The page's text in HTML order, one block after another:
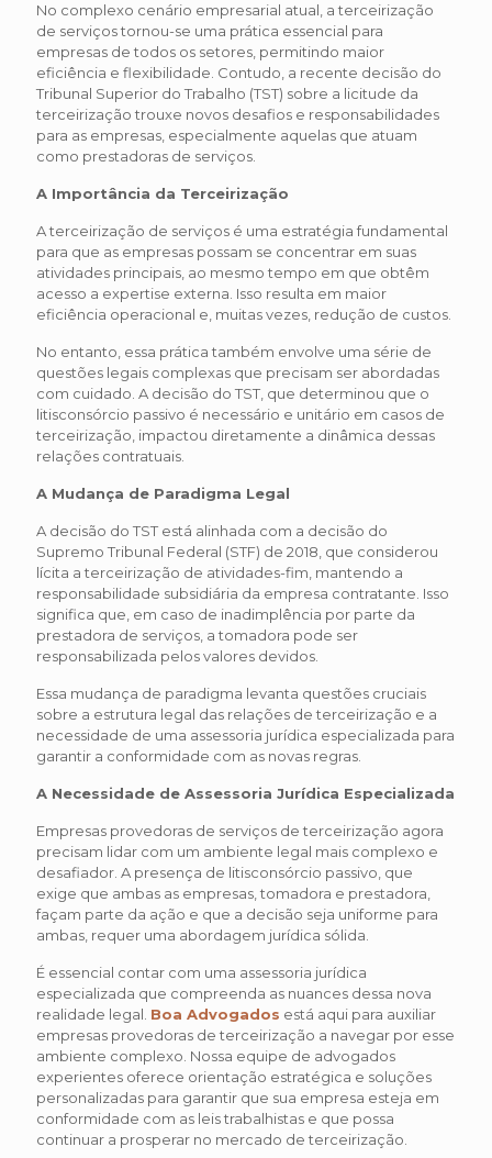
No complexo cenário empresarial atual, a terceirização
de serviços tornou-se uma prática essencial para
empresas de todos os setores, permitindo maior
eficiência e flexibilidade. Contudo, a recente decisão do
Tribunal Superior do Trabalho (TST) sobre a licitude da
terceirização trouxe novos desafios e responsabilidades
para as empresas, especialmente aquelas que atuam
como prestadoras de serviços.
A Importância da Terceirização
A terceirização de serviços é uma estratégia fundamental
para que as empresas possam se concentrar em suas
atividades principais, ao mesmo tempo em que obtêm
acesso a expertise externa. Isso resulta em maior
eficiência operacional e, muitas vezes, redução de custos.
No entanto, essa prática também envolve uma série de
questões legais complexas que precisam ser abordadas
com cuidado. A decisão do TST, que determinou que o
litisconsórcio passivo é necessário e unitário em casos de
terceirização, impactou diretamente a dinâmica dessas
relações contratuais.
A Mudança de Paradigma Legal
A decisão do TST está alinhada com a decisão do
Supremo Tribunal Federal (STF) de 2018, que considerou
lícita a terceirização de atividades-fim, mantendo a
responsabilidade subsidiária da empresa contratante. Isso
significa que, em caso de inadimplência por parte da
prestadora de serviços, a tomadora pode ser
responsabilizada pelos valores devidos.
Essa mudança de paradigma levanta questões cruciais
sobre a estrutura legal das relações de terceirização e a
necessidade de uma assessoria jurídica especializada para
garantir a conformidade com as novas regras.
A Necessidade de Assessoria Jurídica Especializada
Empresas provedoras de serviços de terceirização agora
precisam lidar com um ambiente legal mais complexo e
desafiador. A presença de litisconsórcio passivo, que
exige que ambas as empresas, tomadora e prestadora,
façam parte da ação e que a decisão seja uniforme para
ambas, requer uma abordagem jurídica sólida.
É essencial contar com uma assessoria jurídica
especializada que compreenda as nuances dessa nova
realidade legal. Boa Advogados está aqui para auxiliar
empresas provedoras de terceirização a navegar por esse
ambiente complexo. Nossa equipe de advogados
experientes oferece orientação estratégica e soluções
personalizadas para garantir que sua empresa esteja em
conformidade com as leis trabalhistas e que possa
continuar a prosperar no mercado de terceirização.